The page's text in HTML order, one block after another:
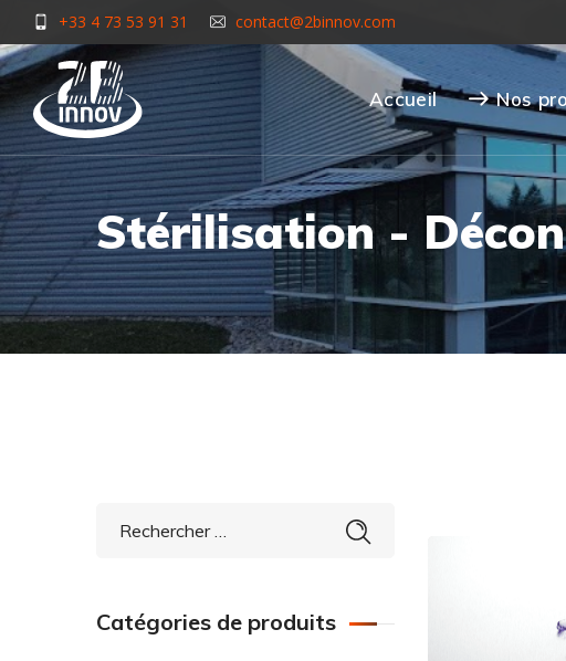
+33 4 73 53 91 31 contact@2binnov.com
Accueil Nos
Stérilisation -
Catégories de produits